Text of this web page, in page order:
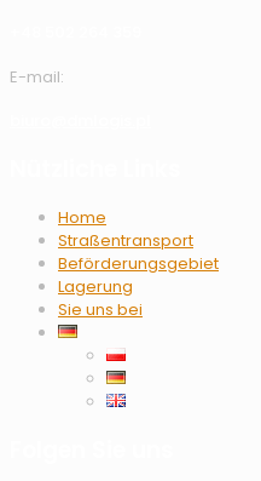
E-mail:
Home
Straßentransport
Beförderungsgebiet
Lagerung
Sie uns bei